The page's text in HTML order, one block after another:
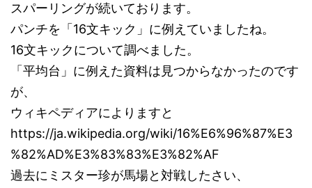
スパーリングが続いております。
パンチを「16文キック」に例えていましたね。
16文キックについて調べました。
「平均台」に例えた資料は見つからなかったのです
が、
ウィキペディアによりますと
https://ja.wikipedia.org/wiki/16%E6%96%87%E3
%82%AD%E3%83%83%E3%82%AF
過去にミスター珍が馬場と対戦したさい、